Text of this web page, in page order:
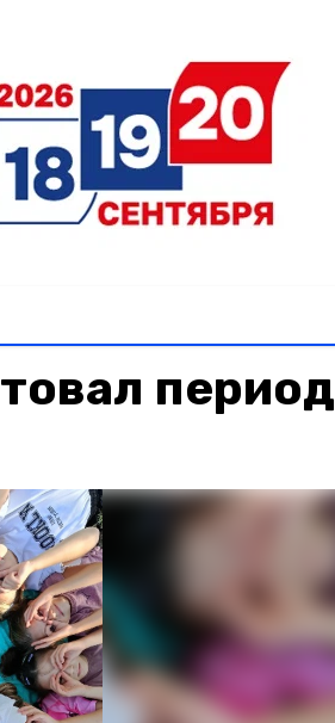
период